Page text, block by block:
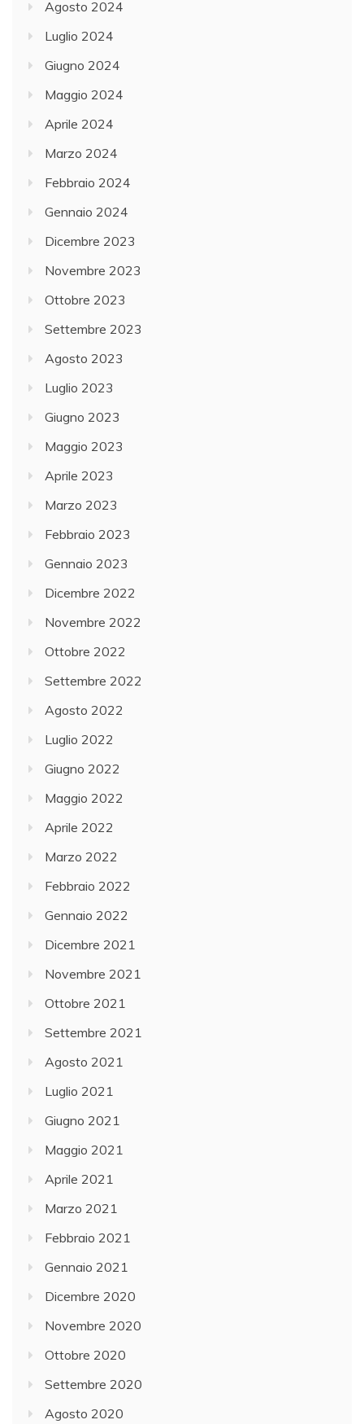
Agosto 2024
Luglio 2024
Giugno 2024
Maggio 2024
Aprile 2024
Marzo 2024
Febbraio 2024
Gennaio 2024
Dicembre 2023
Novembre 2023
Ottobre 2023
Settembre 2023
Agosto 2023
Luglio 2023
Giugno 2023
Maggio 2023
Aprile 2023
Marzo 2023
Febbraio 2023
Gennaio 2023
Dicembre 2022
Novembre 2022
Ottobre 2022
Settembre 2022
Agosto 2022
Luglio 2022
Giugno 2022
Maggio 2022
Aprile 2022
Marzo 2022
Febbraio 2022
Gennaio 2022
Dicembre 2021
Novembre 2021
Ottobre 2021
Settembre 2021
Agosto 2021
Luglio 2021
Giugno 2021
Maggio 2021
Aprile 2021
Marzo 2021
Febbraio 2021
Gennaio 2021
Dicembre 2020
Novembre 2020
Ottobre 2020
Settembre 2020
Agosto 2020